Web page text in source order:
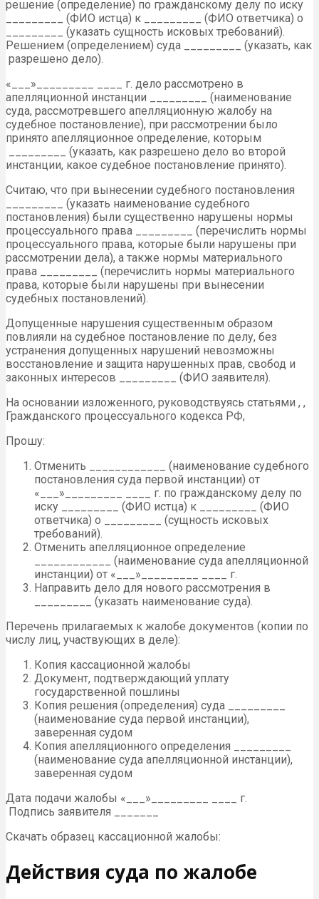
решение (определение) по гражданскому делу по иску
_________ (ФИО истца) к _________ (ФИО ответчика) о
_________ (указать сущность исковых требований).
Решением (определением) суда _________ (указать, как
разрешено дело).
«___»_________ ____ г. дело рассмотрено в
апелляционной инстанции _________ (наименование
суда, рассмотревшего апелляционную жалобу на
судебное постановление), при рассмотрении было
принято апелляционное определение, которым
_________ (указать, как разрешено дело во второй
инстанции, какое судебное постановление принято).
Считаю, что при вынесении судебного постановления
_________ (указать наименование судебного
постановления) были существенно нарушены нормы
процессуального права _________ (перечислить нормы
процессуального права, которые были нарушены при
рассмотрении дела), а также нормы материального
права _________ (перечислить нормы материального
права, которые были нарушены при вынесении
судебных постановлений).
Допущенные нарушения существенным образом
повлияли на судебное постановление по делу, без
устранения допущенных нарушений невозможны
восстановление и защита нарушенных прав, свобод и
законных интересов _________ (ФИО заявителя).
На основании изложенного, руководствуясь статьями , ,
Гражданского процессуального кодекса РФ,
Прошу:
Отменить ____________ (наименование судебного
постановления суда первой инстанции) от
«___»_________ ____ г. по гражданскому делу по
иску _________ (ФИО истца) к _________ (ФИО
ответчика) о _________ (сущность исковых
требований).
Отменить апелляционное определение
____________ (наименование суда апелляционной
инстанции) от «___»_________ ____ г.
Направить дело для нового рассмотрения в
_________ (указать наименование суда).
Перечень прилагаемых к жалобе документов (копии по
числу лиц, участвующих в деле):
Копия кассационной жалобы
Документ, подтверждающий уплату
государственной пошлины
Копия решения (определения) суда _________
(наименование суда первой инстанции),
заверенная судом
Копия апелляционного определения _________
(наименование суда апелляционной инстанции),
заверенная судом
Дата подачи жалобы «___»_________ ____ г.
Подпись заявителя _______
Скачать образец кассационной жалобы:
Действия суда по жалобе